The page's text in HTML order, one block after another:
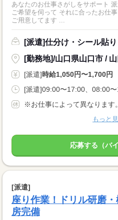
あなたのお仕事さがしをサポート
ご希望を伺って それに合ったお仕
ご用意してます ...
[派遣]仕分け・シール貼り
[勤務地]/山口県山口市 /
[派遣]時給1,050円〜1,700円
[派遣]09:00〜17:00、08:00
もっと
応募する（バ
[派遣]
座り作業！ドリル研磨
房完備